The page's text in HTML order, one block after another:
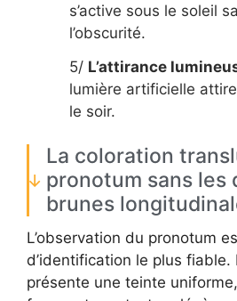
s’active sous le soleil
l’obscurité.
5/ L’attirance
lumière artificielle
le soir.
La coloration
pronotum sans les
brunes
L’observation du pronotum
d’identification le plus
présente une teinte